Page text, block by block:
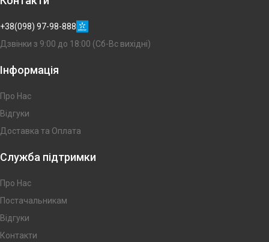
+38(098) 97-98-888
Дзвінки з 9:00 до 18:00 (Сб-Вс вихідні)
Інформація
Про Нас
Відгуки
Доставка та Оплата
Служба підтримки
Про Нас
Постачальникам
Відгуки
Контакти